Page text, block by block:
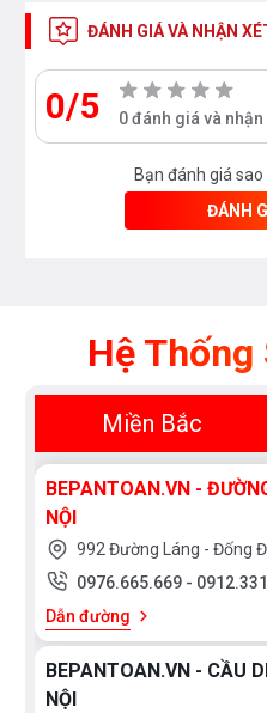
chúng tôi
ĐÁNH GIÁ VÀ NHẬN
0/5 0 đánh giá và nhận
Bạn đánh giá
ĐÁNH
Hệ
Miền Bắc
BEPANTOAN.VN -
NỘI
992 Đường Láng - Đống
0976.665.669 -
Dẫn đường
BEPANTOAN.VN - CẦU
NỘI